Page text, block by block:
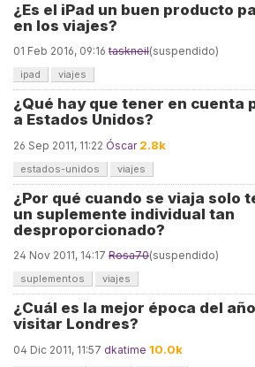
¿Es el iPad un buen producto
en los viajes?
01 Feb 2016, 09:16 taskneil(suspendido)
ipad viajes
¿Qué hay que tener en cuenta
a Estados Unidos?
26 Sep 2011, 11:22 Óscar 2.8k
estados-unidos viajes
¿Por qué cuando se viaja solo
un suplemente individual tan
desproporcionado?
24 Nov 2011, 14:17 Rosa70(suspendido)
suplementos viajes
¿Cuál es la mejor época del
visitar Londres?
04 Dic 2011, 11:57 dkatime 10.0k